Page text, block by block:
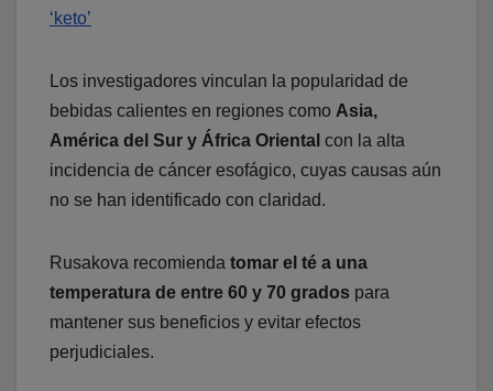
‘keto’
Los investigadores vinculan la popularidad de
bebidas calientes en regiones como Asia,
América del Sur y África Oriental con la alta
incidencia de cáncer esofágico, cuyas causas aún
no se han identificado con claridad.​
Rusakova recomienda tomar el té a una
temperatura de entre 60 y 70 grados para
mantener sus beneficios y evitar efectos
perjudiciales.